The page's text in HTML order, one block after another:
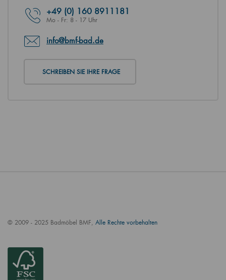
+49 (0) 160 8911181
Mo - Fr: 8 - 17 Uhr
info@bmf-bad.de
SCHREIBEN SIE IHRE FRAGE
© 2009 - 2025 Badmöbel BMF, Alle Rechte vorbehalten